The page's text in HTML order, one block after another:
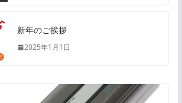
新年のご挨拶
2025年1月1日